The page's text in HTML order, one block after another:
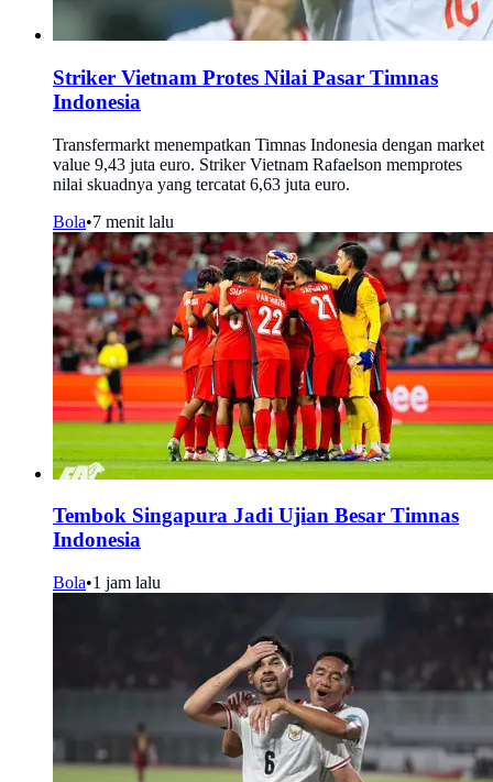
Striker Vietnam Protes Nilai Pasar Timnas
Indonesia
Transfermarkt menempatkan Timnas Indonesia dengan market
value 9,43 juta euro. Striker Vietnam Rafaelson memprotes
nilai skuadnya yang tercatat 6,63 juta euro.
Bola•7 menit lalu
Tembok Singapura Jadi Ujian Besar Timnas
Indonesia
Bola•1 jam lalu